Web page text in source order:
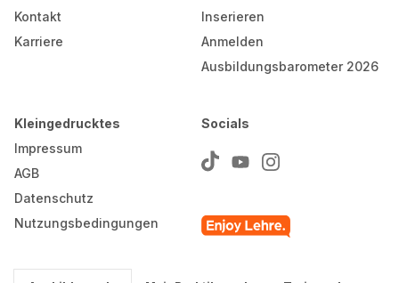
Kontakt
Karriere
Inserieren
Anmelden
Ausbildungsbarometer 2026
Kleingedrucktes
Impressum
AGB
Datenschutz
Nutzungsbedingungen
Socials